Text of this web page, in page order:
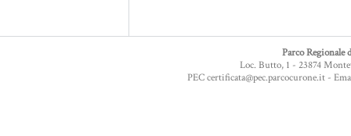
Parco Regionale
Loc. Butto, 1 - 23874
PEC certificata@pec.parcocurone.it -